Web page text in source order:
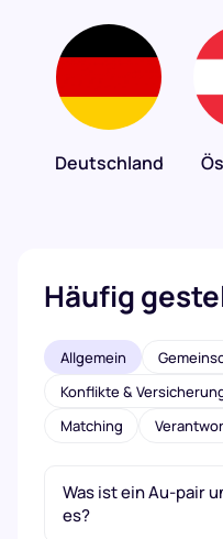
Deutschland
Häufig
Allgemein
Konflikte &
Matching
Was ist ein Au-pair
es?